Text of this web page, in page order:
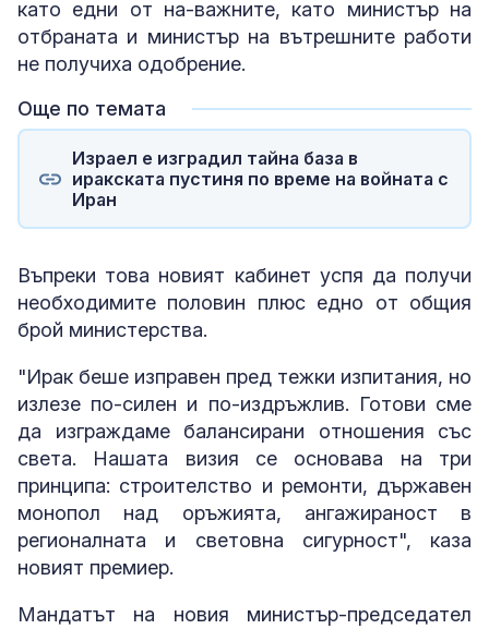
като едни от на-важните, като министър на
отбраната и министър на вътрешните работи
не получиха одобрение.
Още по темата
Израел е изградил тайна база в
иракската пустиня по време на войната с
Иран
Въпреки това новият кабинет успя да получи
необходимите половин плюс едно от общия
брой министерства.
"Ирак беше изправен пред тежки изпитания, но
излезе по-силен и по-издръжлив. Готови сме
да изграждаме балансирани отношения със
света. Нашата визия се основава на три
принципа: строителство и ремонти, държавен
монопол над оръжията, ангажираност в
регионалната и световна сигурност", каза
новият премиер.
Мандатът на новия министър-председател